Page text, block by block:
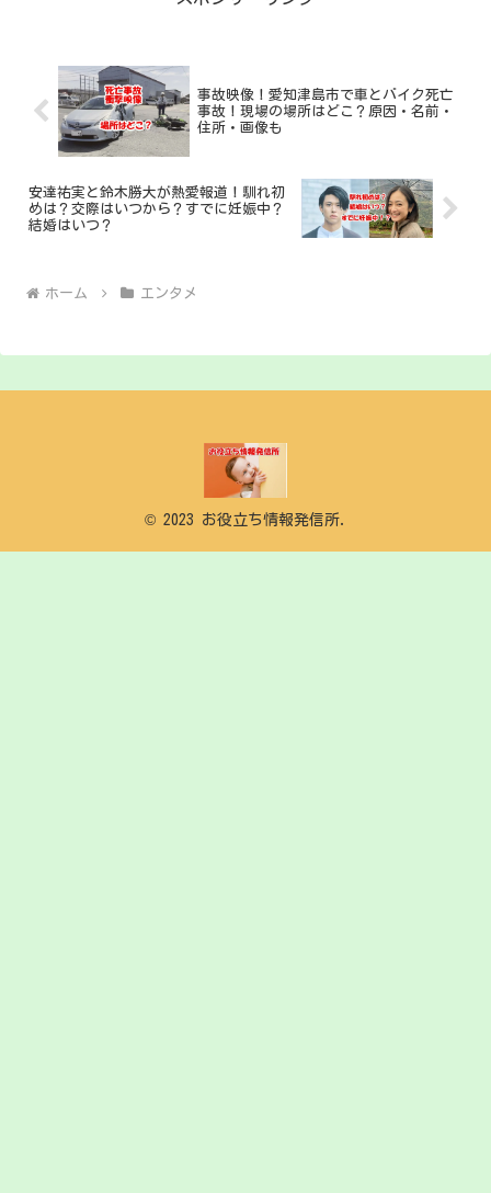
事故映像！愛知津島市で車とバイク死亡
事故！現場の場所はどこ？原因・名前・
住所・画像も
安達祐実と鈴木勝大が熱愛報道！馴れ初
めは？交際はいつから？すでに妊娠中？
結婚はいつ？
ホーム エンタメ
© 2023 お役立ち情報発信所.